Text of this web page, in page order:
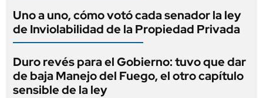
Uno a uno, cómo votó cada senador la ley
de Inviolabilidad de la Propiedad Privada
Duro revés para el Gobierno: tuvo que dar
de baja Manejo del Fuego, el otro capítulo
sensible de la ley